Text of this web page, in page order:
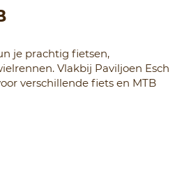
je prachtig fietsen,
Vlakbij Paviljoen Esch
verschillende fiets en MTB